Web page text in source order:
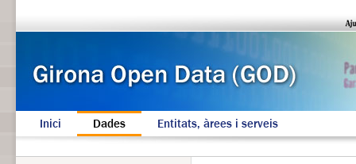
Inici Dades Entitats, àrees i serveis